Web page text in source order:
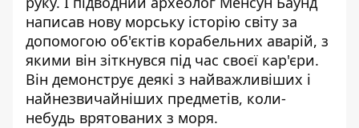
написав нову морську історію світу за
допомогою об'єктів корабельних аварій, з
якими він зіткнувся під час своєї кар'єри.
Він демонструє деякі з найважливіших і
найнезвичайніших предметів, коли-
небудь врятованих з моря.